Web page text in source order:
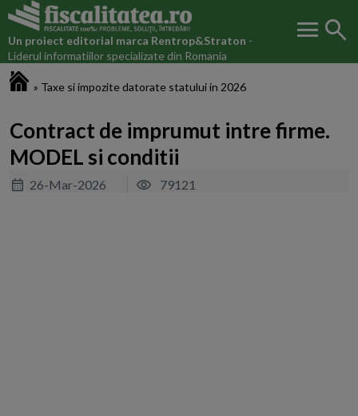
Un proiect editorial marca Rentrop&Straton -
Liderul informatiilor specializate din Romania
menu search
» Taxe si impozite datorate statului in 2026
Contract de imprumut intre firme.
MODEL si conditii
26-Mar-2026 79121